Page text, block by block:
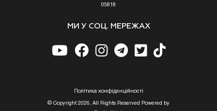
05818
МИ У СОЦ. МЕРЕЖАХ
Полiтика конфiденцiйностi
© Copyright 2026, All Rights Reserved Powered by